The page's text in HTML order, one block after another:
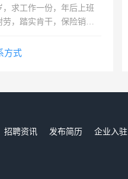
，求工作一份，年后上班
劳，踏实肯干，保险销售
方式
招聘资讯 发布简历 企业入驻